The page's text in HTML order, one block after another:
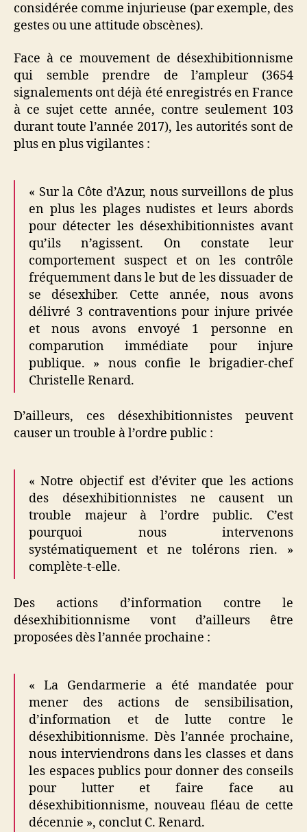
considérée comme injurieuse (par exemple, des
gestes ou une attitude obscènes).
Face à ce mouvement de désexhibitionnisme
qui semble prendre de l’ampleur (3654
signalements ont déjà été enregistrés en France
à ce sujet cette année, contre seulement 103
durant toute l’année 2017), les autorités sont de
plus en plus vigilantes :
« Sur la Côte d’Azur, nous surveillons de plus
en plus les plages nudistes et leurs abords
pour détecter les désexhibitionnistes avant
qu’ils n’agissent. On constate leur
comportement suspect et on les contrôle
fréquemment dans le but de les dissuader de
se désexhiber. Cette année, nous avons
délivré 3 contraventions pour injure privée
et nous avons envoyé 1 personne en
comparution immédiate pour injure
publique. » nous confie le brigadier-chef
Christelle Renard.
D’ailleurs, ces désexhibitionnistes peuvent
causer un trouble à l’ordre public :
« Notre objectif est d’éviter que les actions
des désexhibitionnistes ne causent un
trouble majeur à l’ordre public. C’est
pourquoi nous intervenons
systématiquement et ne tolérons rien. »
complète-t-elle.
Des actions d’information contre le
désexhibitionnisme vont d’ailleurs être
proposées dès l’année prochaine :
« La Gendarmerie a été mandatée pour
mener des actions de sensibilisation,
d’information et de lutte contre le
désexhibitionnisme. Dès l’année prochaine,
nous interviendrons dans les classes et dans
les espaces publics pour donner des conseils
pour lutter et faire face au
désexhibitionnisme, nouveau fléau de cette
décennie », conclut C. Renard.